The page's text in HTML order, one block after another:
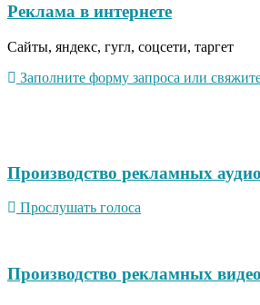
Реклама в интернете
Сайты, яндекс, гугл, соцсети, таргет
Заполните форму запроса или
Производство рекламных
Прослушать голоса
Производство рекламных